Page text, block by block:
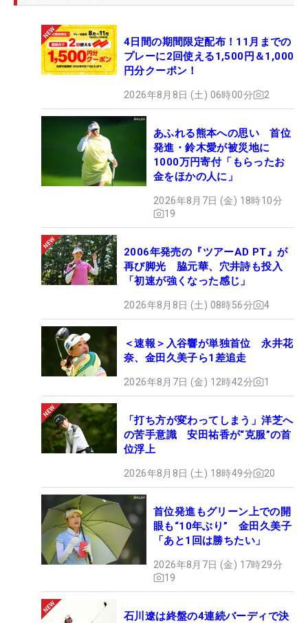
4日間の期間限定配布！11月までの
プレーに2回使える1,500円＆1,000
円分クーポン！
2026年8月8日 (土) 06時00分 2
あふれる熊本への思い 首位
発進・鈴木愛が被災地に
1000万円寄付「もらったお
金をほかの人に」
2026年8月7日 (金) 18時10分
19
2006年発売の『ツアーAD PT』が
再び脚光 脇元華、穴井詩も投入
「初速が強くなった感じ」
2026年8月8日 (土) 08時56分 4
＜速報＞入谷響が単独首位 永井花
奈、金田久美子ら1差追走
2026年8月7日 (金) 12時42分 1
「打ち方が変わってしまう」洋芝へ
の苦手意識 安田祐香が“克服”の首
位浮上
2026年8月8日 (土) 18時49分 20
首位発進もグリーン上での開
眼も“10年ぶり” 金田久美子
「あと1回は勝ちたい」
2026年8月7日 (金) 17時29分
19
石川遼は終盤の4連続バーディで決